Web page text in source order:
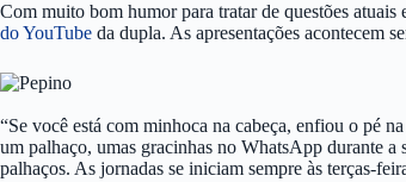
Com muito bom humor para tratar de questões
do YouTube da dupla. As apresentações acontecem
“Se você está com minhoca na cabeça, enfiou o pé
um palhaço, umas gracinhas no WhatsApp durante
palhaços. As jornadas se iniciam sempre às terças-